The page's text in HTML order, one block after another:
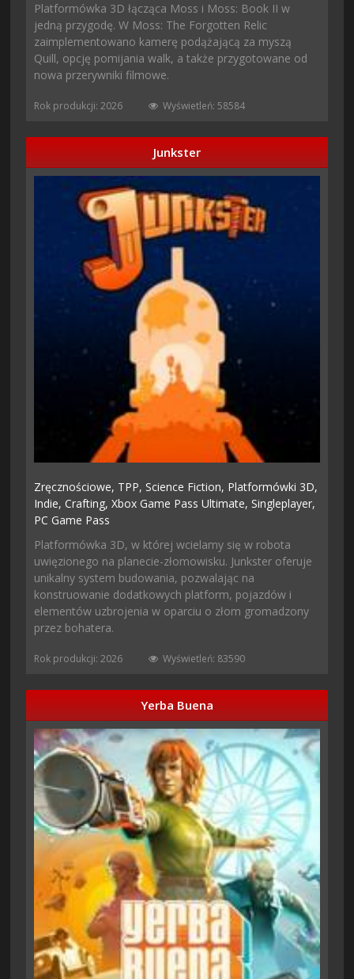
Platformówka 3D łącząca Moss i Moss: Book II w
jedną przygodę. W Moss: The Forgotten Relic
zaimplementowano kamerę podążającą za myszą
Quill, opcję pomijania walk, a także przygotowane od
nowa przerywniki filmowe.
Rok produkcji: 2026 Wyświetleń: 58584
Junkster
Zręcznościowe, TPP,Science Fiction, Platformówki 3D,
Indie,Crafting,Xbox Game Pass Ultimate,Singleplayer,
PC Game Pass
Platformówka 3D, w której wcielamy się w robota
uwięzionego na planecie-złomowisku. Junkster oferuje
unikalny system budowania, pozwalając na
konstruowanie dodatkowych platform, pojazdów i
elementów uzbrojenia w oparciu o złom gromadzony
przez bohatera.
Rok produkcji: 2026 Wyświetleń: 83590
Yerba Buena